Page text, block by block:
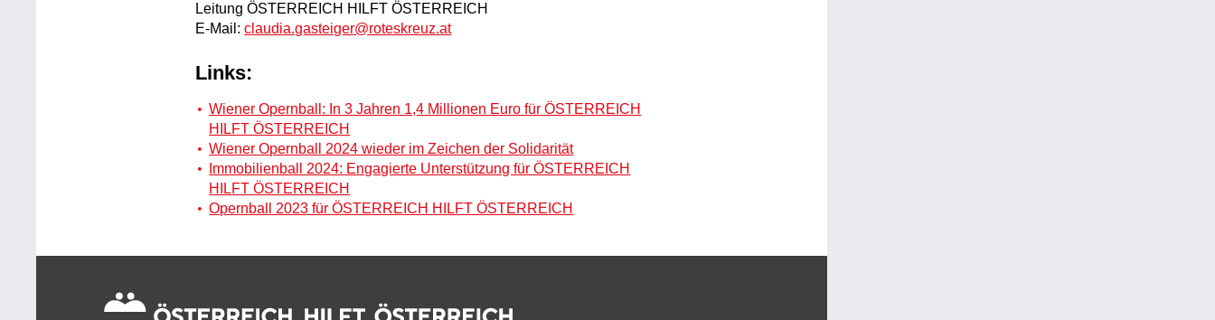
Leitung ÖSTERREICH HILFT ÖSTERREICH
E-Mail:claudia.gasteiger@roteskreuz.at
Links:
Wiener Opernball: In 3 Jahren 1,4 Millionen Euro für ÖSTERREICH
HILFT ÖSTERREICH
Wiener Opernball 2024 wieder im Zeichen der Solidarität
Immobilienball 2024: Engagierte Unterstützung für ÖSTERREICH
HILFT ÖSTERREICH
Opernball 2023 für ÖSTERREICH HILFT ÖSTERREICH